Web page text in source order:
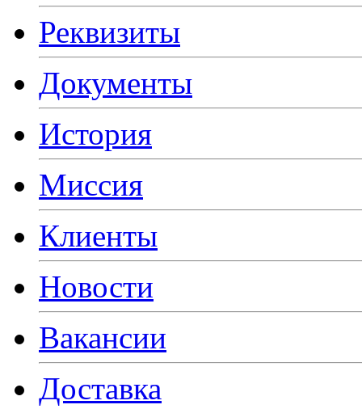
Реквизиты
Документы
История
Миссия
Клиенты
Новости
Вакансии
Доставка